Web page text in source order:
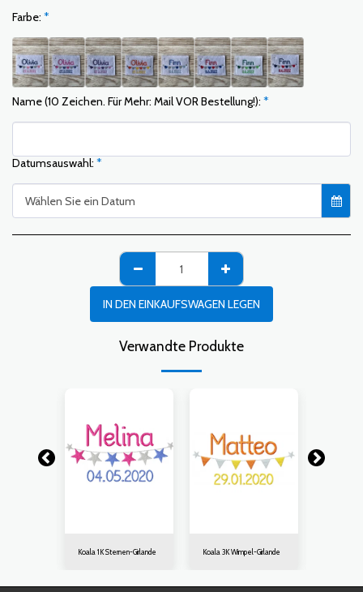
Farbe: *
Name (10 Zeichen. Für Mehr: Mail VOR Bestellung!): *
Datumsauswahl: *
Wählen Sie ein Datum
IN DEN EINKAUFSWAGEN LEGEN
Verwandte Produkte
Koala 1K Sternen-Girlande Koala 3K Wimpel-Girlande